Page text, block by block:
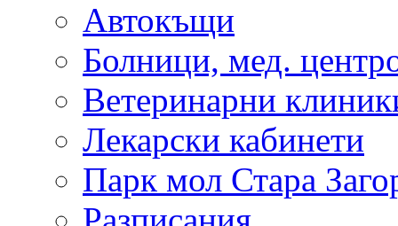
Автокъщи
Болници, мед.
Ветеринарни
Лекарски кабинети
Парк мол Стара